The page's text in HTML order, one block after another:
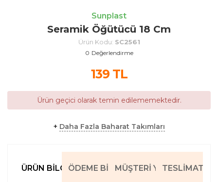
Sunplast
Seramik Öğütücü 18 Cm
Ürün Kodu: SC2561
0 Değerlendirme
139TL
Ürün geçici olarak temin edilememektedir.
+ Daha Fazla Baharat Takımları
ÜRÜN BILGILERIÖDEME BILGILERIMÜŞTERI YORUMLARI
TESLIMAT